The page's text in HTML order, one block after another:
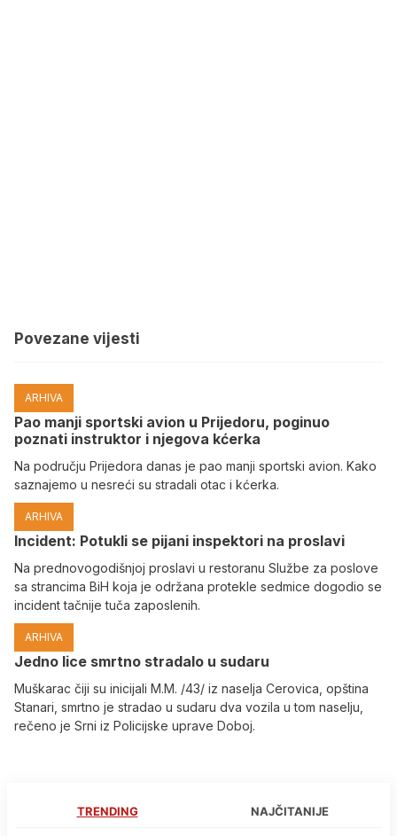
Povezane vijesti
ARHIVA
Pao manji sportski avion u Prijedoru, poginuo
poznati instruktor i njegova kćerka
Na području Prijedora danas je pao manji sportski avion. Kako
saznajemo u nesreći su stradali otac i kćerka.
ARHIVA
Incident: Potukli se pijani inspektori na proslavi
Na prednovogodišnjoj proslavi u restoranu Službe za poslove
sa strancima BiH koja je održana protekle sedmice dogodio se
incident tačnije tuča zaposlenih.
ARHIVA
Јedno lice smrtno stradalo u sudaru
Muškarac čiji su inicijali M.M. /43/ iz naselja Cerovica, opština
Stanari, smrtno je stradao u sudaru dva vozila u tom naselju,
rečeno je Srni iz Policijske uprave Doboj.
TRENDING NAJČITANIJE